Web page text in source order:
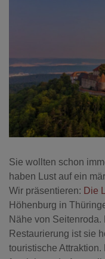
Sie wollten schon
haben Lust auf ein
Wir präsentieren: Die
Höhenburg in
Nähe von
Restaurierung ist sie
touristische